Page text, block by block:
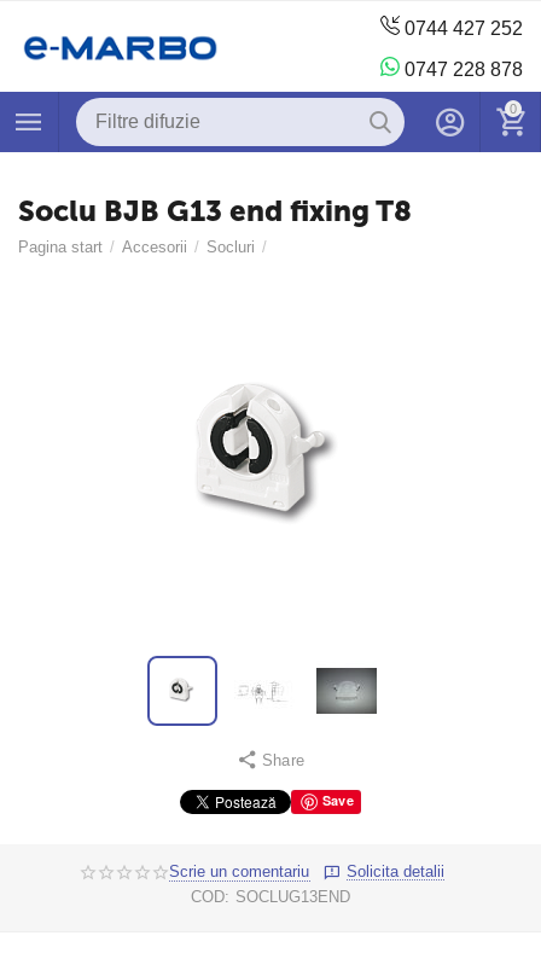
0744 427 252
0747 228 878
0
Soclu BJB G13 end fixing T8
Pagina start / Accesorii / Socluri /
Share
Save
Scrie un comentariu
Solicita detalii
COD: SOCLUG13END